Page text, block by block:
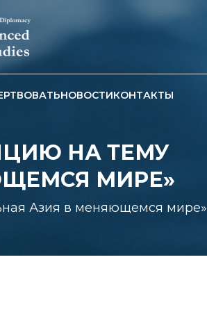
НОВОСТИКОНТАКТЫ
НА ТЕМУ
МИРЕ»
Азия в меняющемся мире»